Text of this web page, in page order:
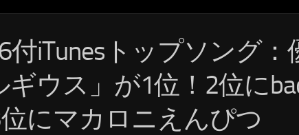
付iTunesトップソング：
ウス」が1位！2位に
にマカロニえんぴつ